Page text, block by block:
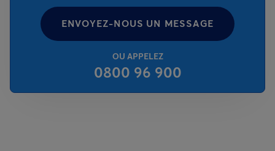
ENVOYEZ-NOUS UN MESSAGE
OU APPELEZ
0800 96 900